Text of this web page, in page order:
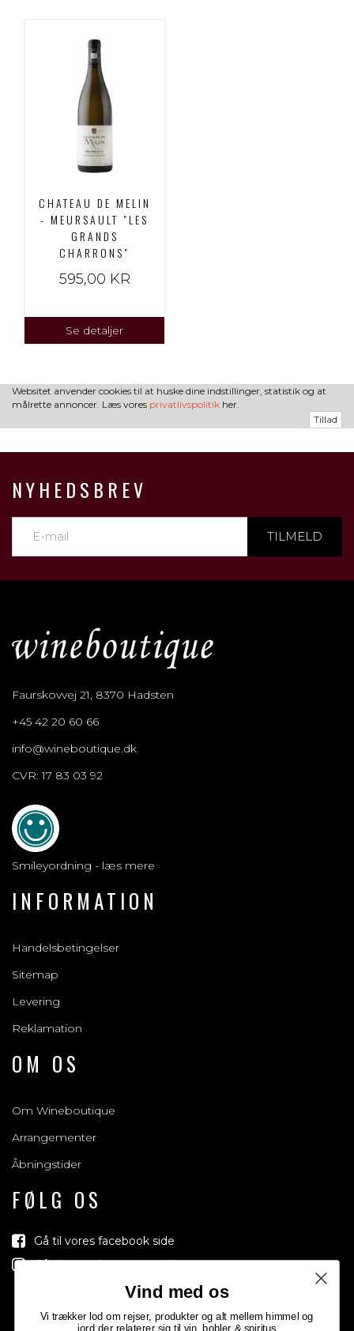
CHATEAU DE MELIN
- MEURSAULT "LES
GRANDS
CHARRONS"
595,00 KR
Se detaljer
Websitet anvender cookies til at huske dine indstillinger, statistik og at
målrette annoncer. Læs vores privatlivspolitik her.
Tillad
NYHEDSBREV
TILMELD
Faurskovvej 21, 8370 Hadsten
+45 42 20 60 66
info@wineboutique.dk
CVR: 17 83 03 92
Smileyordning - læs mere
INFORMATION
Handelsbetingelser
Sitemap
Levering
Reklamation
OM OS
Om Wineboutique
Arrangementer
Åbningstider
FØLG OS
Gå til vores facebook side
Gå til vores Instagram side
Vind med os
Vi trækker lod om rejser, produkter og alt mellem himmel og
jord der relaterer sig til vin, bobler & spiritus